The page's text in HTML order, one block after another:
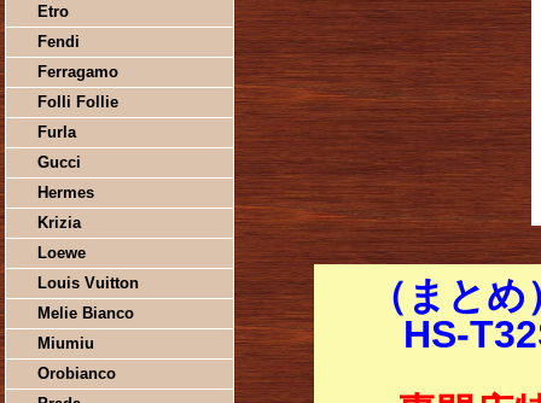
Etro
Fendi
Ferragamo
Folli Follie
Furla
Gucci
Hermes
Krizia
Loewe
Louis Vuitton
Melie Bianco
Miumiu
Orobianco
（まと
HS-